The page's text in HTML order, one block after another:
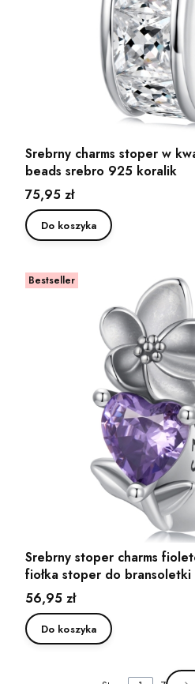
Srebrny charms stoper w
beads srebro 925 koralik
Cena
75,95 zł
Do koszyka
Bestseller
Srebrny stoper charms
fiołka stoper do
Cena
56,95 zł
Do koszyka